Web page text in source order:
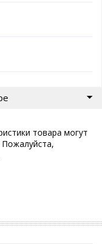
товара могут